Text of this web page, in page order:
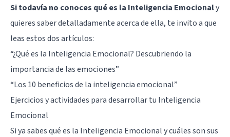
Si todavía no conoces qué es la Inteligencia Emocionaly
quieres saber detalladamente acerca de ella, te invito a que
leas estos dos artículos:
“¿Qué es la Inteligencia Emocional? Descubriendo la
importancia de las emociones”
“Los 10 beneficios de la inteligencia emocional”
Ejercicios y actividades para desarrollar tu Inteligencia
Emocional
Si ya sabes qué es la Inteligencia Emocional y cuáles son sus